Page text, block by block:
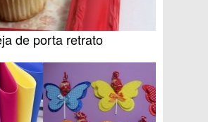
de porta retrato